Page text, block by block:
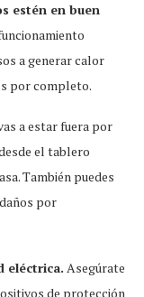
estén en buen
a generar calor
por completo.
a estar fuera por
el tablero
También puedes
por
eléctrica. Asegúrate
de protección